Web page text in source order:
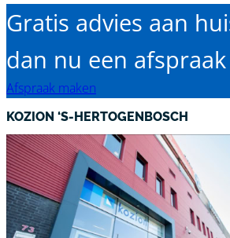
Gratis advies aan
dan nu een afspraak
Afspraak maken
KOZION ‘S-HERTOGENBOSCH